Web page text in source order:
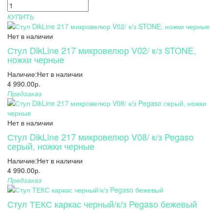
КУПИТЬ
Нет в наличии
Стул DikLine 217 микровелюр V02/ к/з STONE,
ножки черные
Наличие:Нет в наличии
4 990.00р.
Предзаказ
Нет в наличии
Стул DikLine 217 микровелюр V08/ к/з Pegaso
серый, ножки черные
Наличие:Нет в наличии
4 990.00р.
Предзаказ
Стул ТЕКС каркас черный/к/з Pegaso бежевый